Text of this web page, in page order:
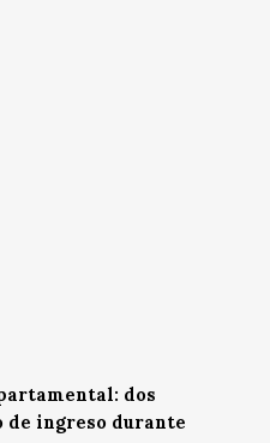
dos
ingreso durante